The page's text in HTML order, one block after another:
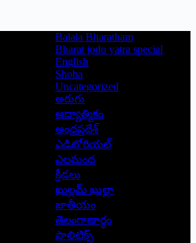
Balala Bharatham
Bharat jodo yatra special
English
Shoba
Uncategorized
అరుగు
ఆద్యాత్మికం
ఆంధ్రప్రదేశ్
ఎడిటోరియల్
ఎలమంద
క్రీడలు
ఖుల్లమ్ ఖుల్లా
జాతీయం
తెలంగాణార్థం
పాలిటిక్స్